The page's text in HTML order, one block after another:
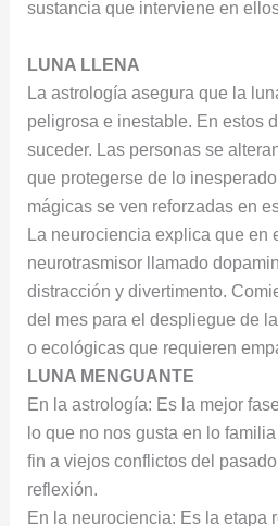
sustancia que interviene en
LUNA LLENA
La astrología asegura que la
peligrosa e inestable. En estos
suceder. Las personas se
que protegerse de lo
mágicas se ven reforzadas en
La neurociencia explica que en
neurotrasmisor llamado
distracción y divertimento.
del mes para el despliegue de
o ecológicas que requieren
LUNA MENGUANTE
En la astrología: Es la mejor
lo que no nos gusta en lo
fin a viejos conflictos del
reflexión.
En la neurociencia: Es la etapa